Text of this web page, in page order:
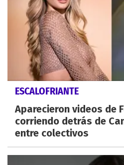
ESCALOFRIANTE
Aparecieron videos de
corriendo detrás de
entre colectivos